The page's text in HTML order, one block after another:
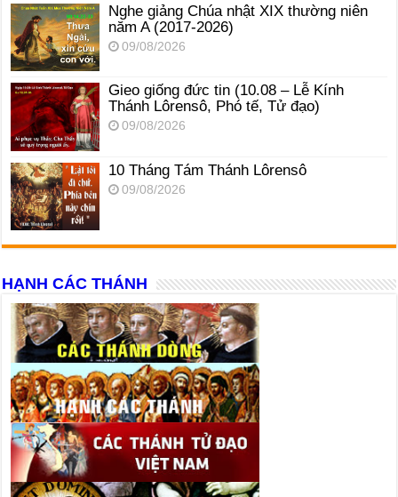
Nghe giảng Chúa nhật XIX thường niên
năm A (2017-2026)
09/08/2026
Gieo giống đức tin (10.08 – Lễ Kính
Thánh Lôrensô, Phó tế, Tử đạo)
09/08/2026
10 Tháng Tám Thánh Lôrensô
09/08/2026
HẠNH CÁC THÁNH